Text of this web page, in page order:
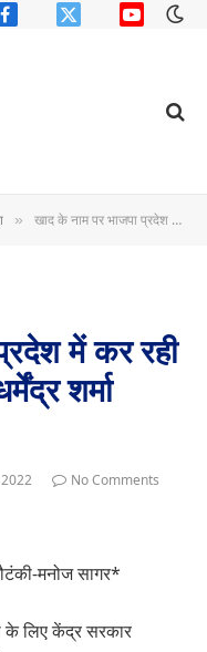
FacebookX
YouTube
» खाद के नाम पर भाजपा प्रदेश में कर रही नौटंकी-मनोज सागर** धर्मेंद्र शर्मा संपादक (C.G)तहलका
में कर रही
शर्मा
2022
No Comments
मनोज सागर*
के लिए केंद्र सरकार